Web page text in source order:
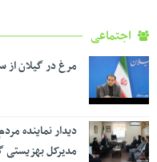
اجتماعی
مرغ در گیلان از
دیدار نماینده
مدیرکل بهزیستی